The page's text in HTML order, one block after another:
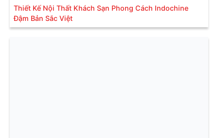
Thiết Kế Nội Thất Khách Sạn Phong Cách Indochine
Đậm Bản Sắc Việt